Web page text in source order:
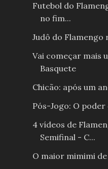
Futebol do
no fim...
Judô do Flamengo
Vai começar mais
Basquete
Chicão: após um
Pós-Jogo: O
4 vídeos de
Semifinal - C...
O maior mimimi